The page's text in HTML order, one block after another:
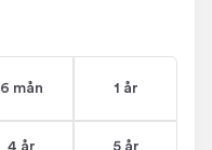
6 mån 1 år
4 år 5 år